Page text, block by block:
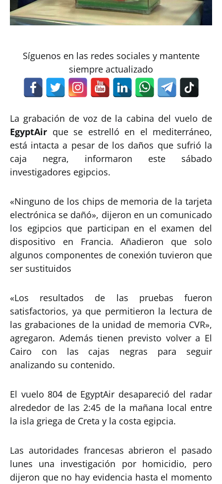
Síguenos en las redes sociales y mantente
siempre actualizado
La grabación de voz de la cabina del vuelo de
EgyptAir que se estrelló en el mediterráneo,
está intacta a pesar de los daños que sufrió la
caja negra, informaron este sábado
investigadores egipcios.
«Ninguno de los chips de memoria de la tarjeta
electrónica se dañó», dijeron en un comunicado
los egipcios que participan en el examen del
dispositivo en Francia. Añadieron que solo
algunos componentes de conexión tuvieron que
ser sustituidos
«Los resultados de las pruebas fueron
satisfactorios, ya que permitieron la lectura de
las grabaciones de la unidad de memoria CVR»,
agregaron. Además tienen previsto volver a El
Cairo con las cajas negras para seguir
analizando su contenido.
El vuelo 804 de EgyptAir desapareció del radar
alrededor de las 2:45 de la mañana local entre
la isla griega de Creta y la costa egipcia.
Las autoridades francesas abrieron el pasado
lunes una investigación por homicidio, pero
dijeron que no hay evidencia hasta el momento